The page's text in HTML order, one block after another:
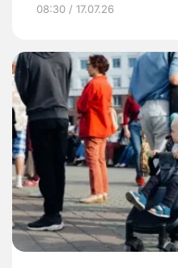
08:30 / 17.07.26